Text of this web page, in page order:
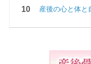
産後の心と体と